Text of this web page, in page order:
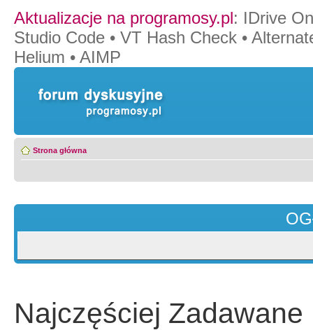
Aktualizacje na programosy.pl: IDrive
Studio Code • VT Hash Check •
Helium • AIMP
Strona główna
Najczęściej Zadawane